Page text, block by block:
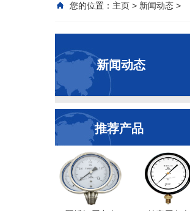
您的位置： 主页 > 新闻动态 >
新闻动态
推荐产品